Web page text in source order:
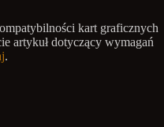
kart graficznych
artykuł dotyczący wymagań
.